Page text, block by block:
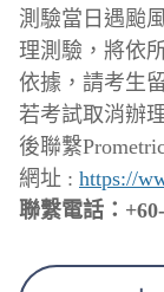
測驗當日遇颱
理測驗，將依
依據，請考生
若考試取消辦
後聯繫
網址 : https://
聯繫電話：